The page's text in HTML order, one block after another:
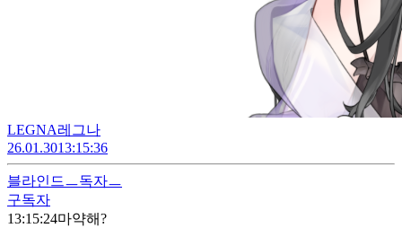
LEGNA레그나
26.01.3013:15:36
블라인드ㅡ독자ㅡ
구독자
13:15:24마약해?